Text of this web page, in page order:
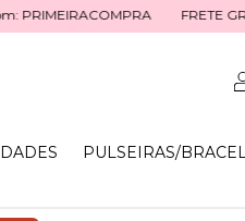
FRETE
PULSEIRAS/